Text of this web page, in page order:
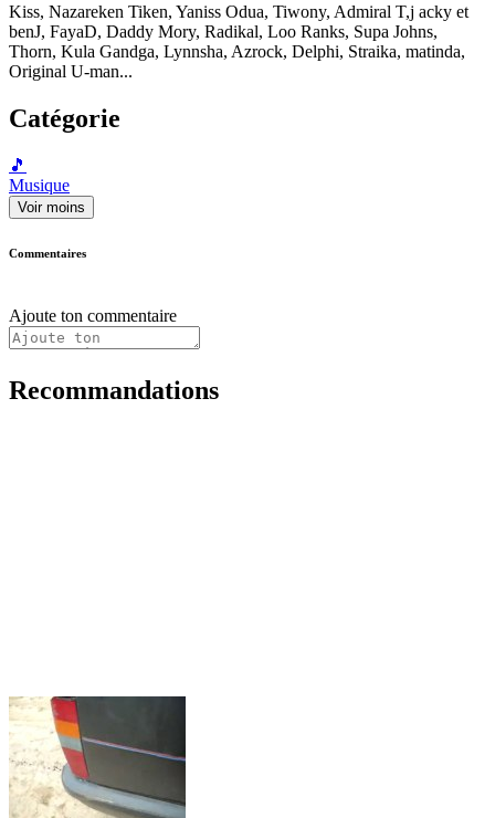
Kiss, Nazareken Tiken, Yaniss Odua, Tiwony, Admiral T,j acky et
benJ, FayaD, Daddy Mory, Radikal, Loo Ranks, Supa Johns,
Thorn, Kula Gandga, Lynnsha, Azrock, Delphi, Straika, matinda,
Original U-man...
Catégorie
🎵
Musique
Voir moins
Commentaires
Ajoute ton commentaire
Recommandations